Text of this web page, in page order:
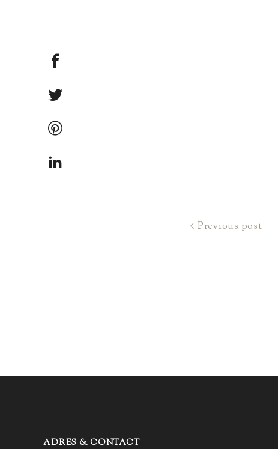
Previous post
ADRES & CONTACT